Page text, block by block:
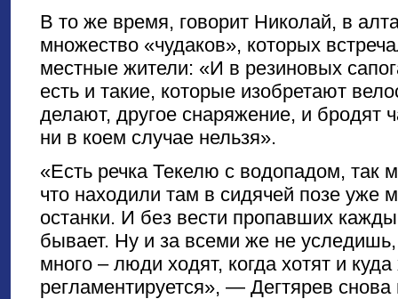
В то же время, говорит Николай, в
множество «чудаков», которых
местные жители: «И в резиновых
есть и такие, которые изобретают
делают, другое снаряжение, и бродят
ни в коем случае нельзя».
«Есть речка Текелю с водопадом, так
что находили там в сидячей позе уже
останки. И без вести пропавших
бывает. Ну и за всеми же не
много – люди ходят, когда хотят и куда
регламентируется», — Дегтярев снова